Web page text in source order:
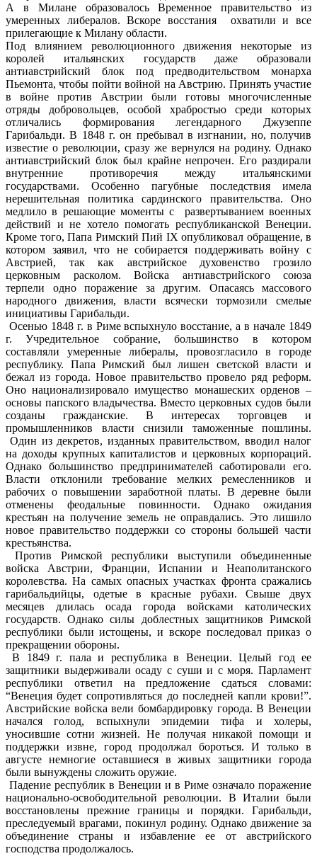
А в Милане образовалось Временное правительство из
умеренных либералов. Вскоре восстания охватили и все
прилегающие к Милану области.
Под влиянием революционного движения некоторые из
королей итальянских государств даже образовали
антиавстрийский блок под предводительством монарха
Пьемонта, чтобы пойти войной на Австрию. Принять участие
в войне против Австрии были готовы многочисленные
отряды добровольцев, особой храбростью среди которых
отличались формирования легендарного Джузеппе
Гарибальди. В 1848 г. он пребывал в изгнании, но, получив
известие о революции, сразу же вернулся на родину. Однако
антиавстрийский блок был крайне непрочен. Его раздирали
внутренние противоречия между итальянскими
государствами. Особенно пагубные последствия имела
нерешительная политика сардинского правительства. Оно
медлило в решающие моменты с развертыванием военных
действий и не хотело помогать республиканской Венеции.
Кроме того, Папа Римский Пий IX опубликовал обращение, в
котором заявил, что не собирается поддерживать войну с
Австрией, так как австрийское духовенство грозило
церковным расколом. Войска антиавстрийского союза
терпели одно поражение за другим. Опасаясь массового
народного движения, власти всячески тормозили смелые
инициативы Гарибальди.
Осенью 1848 г. в Риме вспыхнуло восстание, а в начале 1849
г. Учредительное собрание, большинство в котором
составляли умеренные либералы, провозгласило в городе
республику. Папа Римский был лишен светской власти и
бежал из города. Новое правительство провело ряд реформ.
Оно национализировало имущество монашеских орденов –
основы папского владычества. Вместо церковных судов были
созданы гражданские. В интересах торговцев и
промышленников власти снизили таможенные пошлины.
Один из декретов, изданных правительством, вводил налог
на доходы крупных капиталистов и церковных корпораций.
Однако большинство предпринимателей саботировали его.
Власти отклонили требование мелких ремесленников и
рабочих о повышении заработной платы. В деревне были
отменены феодальные повинности. Однако ожидания
крестьян на получение земель не оправдались. Это лишило
новое правительство поддержки со стороны большей части
крестьянства.
Против Римской республики выступили объединенные
войска Австрии, Франции, Испании и Неаполитанского
королевства. На самых опасных участках фронта сражались
гарибальдийцы, одетые в красные рубахи. Свыше двух
месяцев длилась осада города войсками католических
государств. Однако силы доблестных защитников Римской
республики были истощены, и вскоре последовал приказ о
прекращении обороны.
В 1849 г. пала и республика в Венеции. Целый год ее
защитники выдерживали осаду с суши и с моря. Парламент
республики ответил на предложение сдаться словами:
“Венеция будет сопротивляться до последней капли крови!”.
Австрийские войска вели бомбардировку города. В Венеции
начался голод, вспыхнули эпидемии тифа и холеры,
уносившие сотни жизней. Не получая никакой помощи и
поддержки извне, город продолжал бороться. И только в
августе немногие оставшиеся в живых защитники города
были вынуждены сложить оружие.
Падение республик в Венеции и в Риме означало поражение
национально-освободительной революции. В Италии были
восстановлены прежние границы и порядки. Гарибальди,
преследуемый врагами, покинул родину. Однако движение за
объединение страны и избавление ее от австрийского
господства продолжалось.